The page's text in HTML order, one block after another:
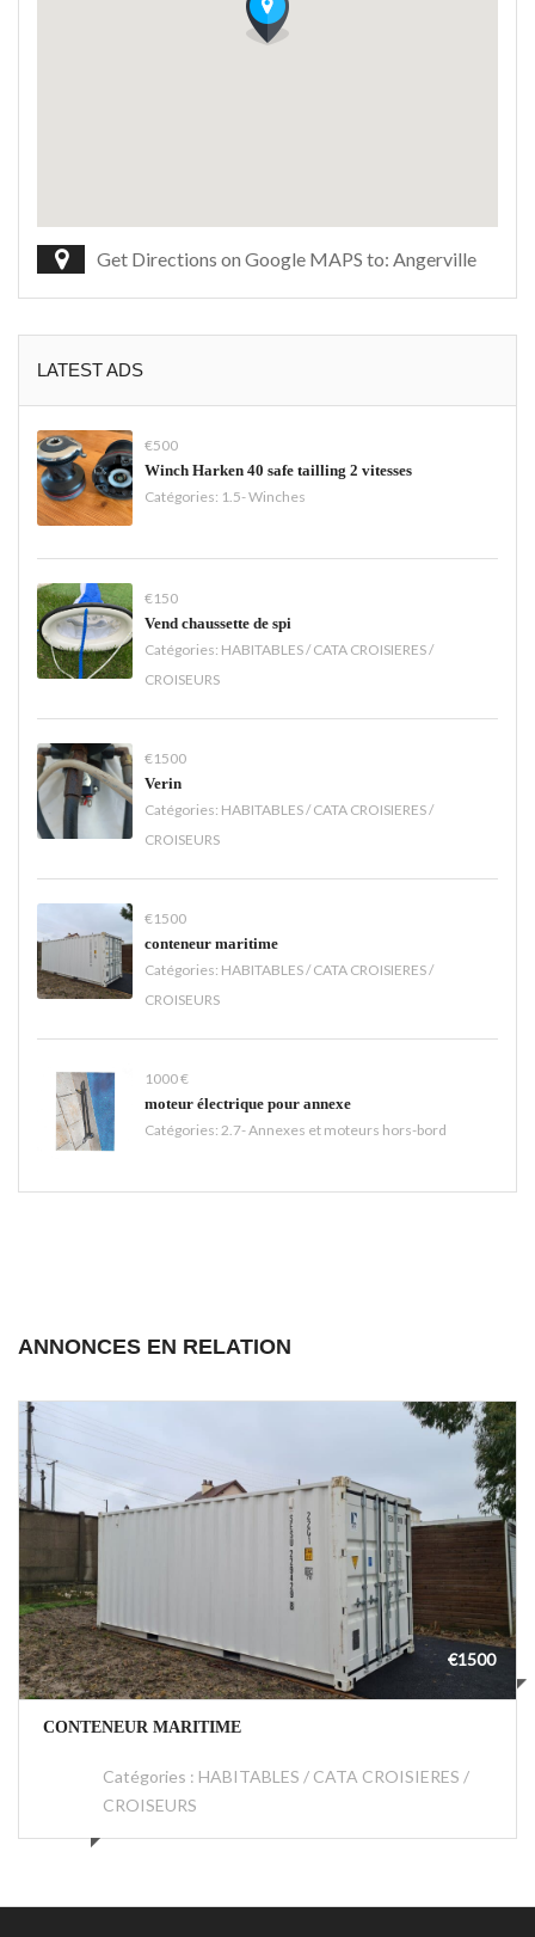
Get Directions on Google MAPS to: Angerville
LATEST ADS
€500
Winch Harken 40 safe tailling 2 vitesses
Catégories: 1.5- Winches
€150
Vend chaussette de spi
Catégories: HABITABLES / CATA CROISIERES /
CROISEURS
€1500
Verin
Catégories: HABITABLES / CATA CROISIERES /
CROISEURS
€1500
conteneur maritime
Catégories: HABITABLES / CATA CROISIERES /
CROISEURS
1000 €
moteur électrique pour annexe
Catégories: 2.7- Annexes et moteurs hors-bord
ANNONCES EN RELATION
€1500
CONTENEUR MARITIME
Catégories : HABITABLES / CATA CROISIERES /
CROISEURS